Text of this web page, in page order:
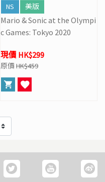
NS 美版
Mario & Sonic at the Olympi
c Games: Tokyo 2020
現價 HK$299
原價 HK$459